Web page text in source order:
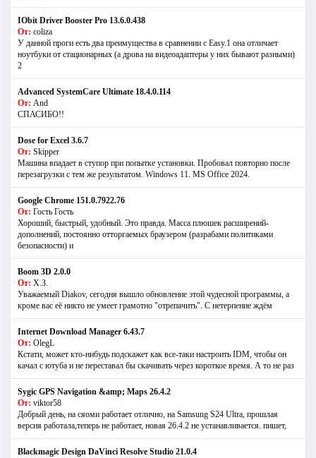
IObit Driver Booster Pro 13.6.0.438
От: coliza
У данной проги есть два преимущества в сравнении с Easy.1 она отличает
ноутбуки от стационарных (а дрова на видеоадаптеры у них бывают разными)
2
Advanced SystemCare Ultimate 18.4.0.114
От: And
СПАСИБО!!
Dose for Excel 3.6.7
От: Skipper
Машина впадает в ступор при попытке установки. Пробовал повторно после
перезагрузки с тем же результатом. Windows 11. MS Offiсe 2024.
Google Chrome 151.0.7922.76
От: Гость Гость
Хороший, быстрый, удобный. Это правда. Масса плюшек расширений-
дополнений, постоянно отторгаемых браузером (разрабами политиками
безопасности) и
Boom 3D 2.0.0
От: Х.З.
Уважаемый Diakov, сегодня вышло обновление этой чудесной программы, а
кроме вас её никто не умеет грамотно "отрепачить". С нетерпение ждём
Internet Download Manager 6.43.7
От: OlegL
Кстати, может кто-нибудь подскажет как все-таки настроить IDM, чтобы он
качал с ютуба и не переставал бы скачивать через короткое время. А то не раз
Sygic GPS Navigation &amp; Maps 26.4.2
От: viktor58
Добрый день, на сяоми работает отлично, на Samsung S24 Ultra, прошлая
версия работала,теперь не работает, новая 26.4.2 не устанавливается. пишет,
Blackmagic Design DaVinci Resolve Studio 21.0.4